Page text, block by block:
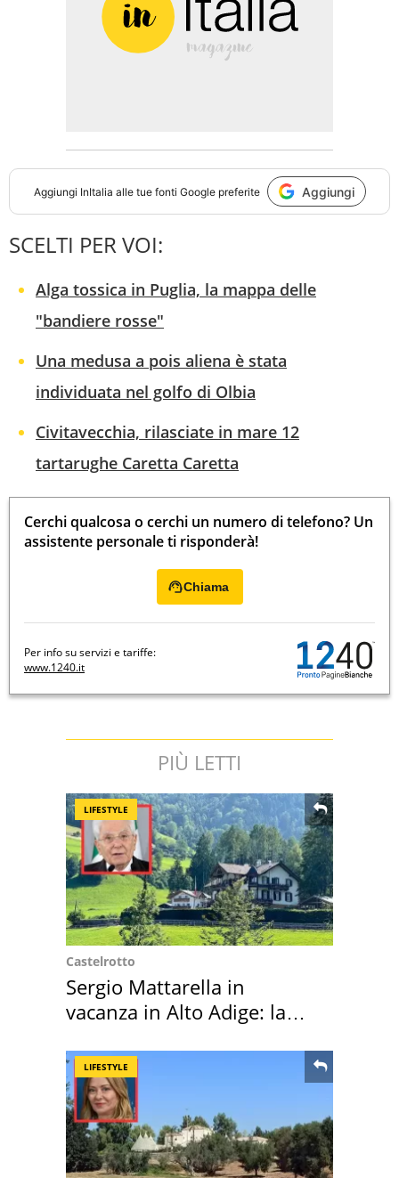
Aggiungi InItalia alle tue fonti Google preferite Aggiungi
SCELTI PER VOI:
Alga tossica in Puglia, la mappa delle
"bandiere rosse"
Una medusa a pois aliena è stata
individuata nel golfo di Olbia
Civitavecchia, rilasciate in mare 12
tartarughe Caretta Caretta
Cerchi qualcosa o cerchi un numero di telefono? Un
assistente personale ti risponderà!
Chiama
Per info su servizi e tariffe:
www.1240.it
PIÙ LETTI
LIFESTYLE
Castelrotto
Sergio Mattarella in
vacanza in Alto Adige: la
LIFESTYLE